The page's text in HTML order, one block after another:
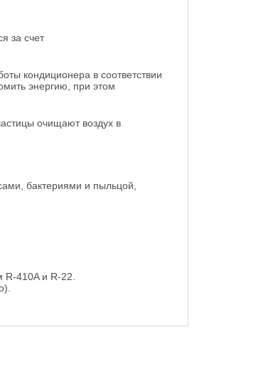
за счет
кондиционера в соответствии
энергию, при этом
очищают воздух в
бактериями и пыльцой,
410A и R-22.